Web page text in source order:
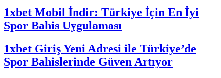
1xbet Mobil İndir: Türkiye İçin En İyi
Spor Bahis Uygulaması
1xbet Giriş Yeni Adresi ile Türkiye’de
Spor Bahislerinde Güven Artıyor